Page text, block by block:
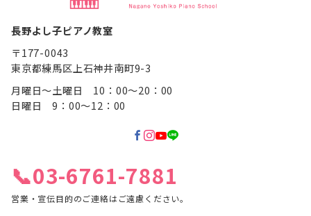
長野よし子ピアノ教室
〒177-0043
東京都練馬区上石神井南町9-3
月曜日～土曜日 10：00～20：00
日曜日 9：00～12：00
📞03-6761-7881
営業・宣伝目的のご連絡はご遠慮ください。